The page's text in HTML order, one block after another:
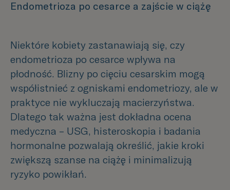
Endometrioza po cesarce a zajście w ciążę
Niektóre kobiety zastanawiają się, czy
endometrioza po cesarce wpływa na
płodność. Blizny po cięciu cesarskim mogą
współistnieć z ogniskami endometriozy, ale w
praktyce nie wykluczają macierzyństwa.
Dlatego tak ważna jest dokładna ocena
medyczna – USG, histeroskopia i badania
hormonalne pozwalają określić, jakie kroki
zwiększą szanse na ciążę i minimalizują
ryzyko powikłań.